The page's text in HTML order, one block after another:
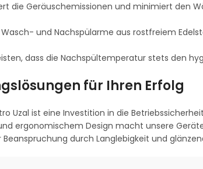
die Geräuschemissionen und minimiert den
und Nachspülarme aus rostfreiem
dass die Nachspültemperatur stets den
für Ihren Erfolg
Uzal ist eine Investition in die
ergonomischem Design macht unsere
durch Langlebigkeit und